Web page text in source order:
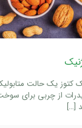
کتوز یک حالت
از چربی برای
[…]